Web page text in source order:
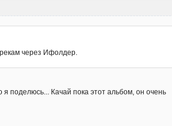
через Ифолдер.
поделюсь... Качай пока этот альбом, он очень